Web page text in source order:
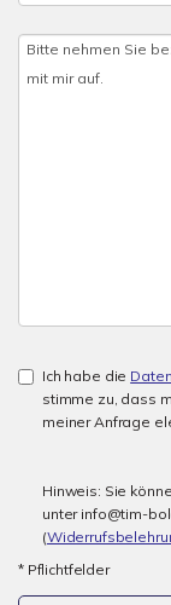
Ich habe die
stimme zu, dass
meiner Anfrage
Hinweis: Sie
unter info@tim-
(
* Pflichtfelder